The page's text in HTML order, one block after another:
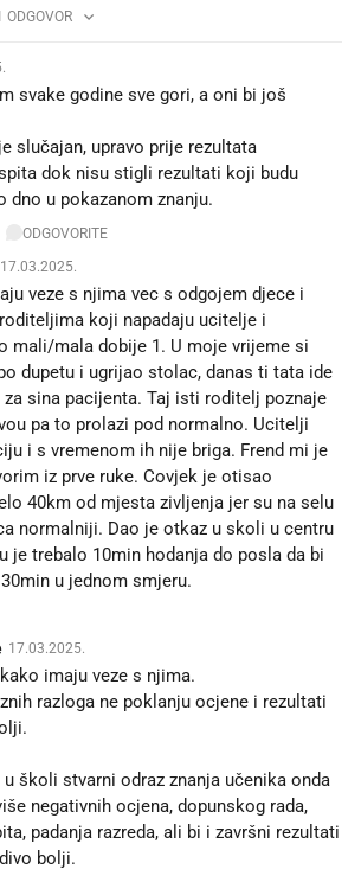
ODGOVOR
svake godine sve gori, a oni bi još
slučajan, upravo prije rezultata
dok nisu stigli rezultati koji budu
dno u pokazanom znanju.
ODGOVORITE
17.03.2025.
veze s njima vec s odgojem djece i
koji napadaju ucitelje i
mali/mala dobije 1. U moje vrijeme si
dupetu i ugrijao stolac, danas ti tata ide
sina pacijenta. Taj isti roditelj poznaje
pa to prolazi pod normalno. Ucitelji
i s vremenom ih nije briga. Frend mi je
iz prve ruke. Covjek je otisao
40km od mjesta zivljenja jer su na selu
normalniji. Dao je otkaz u skoli u centru
je trebalo 10min hodanja do posla da bi
u jednom smjeru.
17.03.2025.
imaju veze s njima.
razloga ne poklanju ocjene i rezultati
u školi stvarni odraz znanja učenika onda
negativnih ocjena, dopunskog rada,
padanja razreda, ali bi i završni rezultati
bolji.